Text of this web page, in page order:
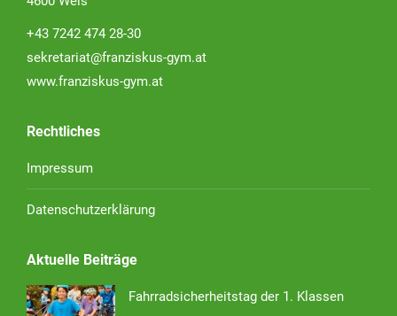
+43 7242 474 28-30
sekretariat@franziskus-gym.at
www.franziskus-gym.at
Rechtliches
Impressum
Datenschutzerklärung
Aktuelle Beiträge
Fahrradsicherheitstag der 1. Klassen